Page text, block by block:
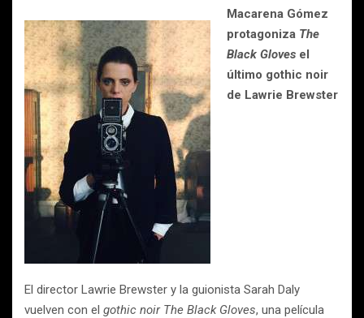
Macarena Gómez
protagoniza The
Black Gloves el
último gothic noir
de Lawrie Brewster
El director Lawrie Brewster y la guionista Sarah Daly
vuelven con el gothic noir The Black Gloves, una película